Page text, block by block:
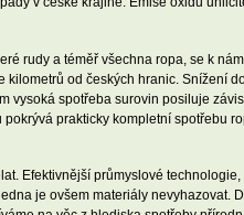
rudy a téměř všechna ropa, se k
kilometrů od českých hranic. Snížení
vysoká spotřeba surovin posiluje
prakticky kompletní spotřebu
Efektivnější průmyslové
je ovšem materiály